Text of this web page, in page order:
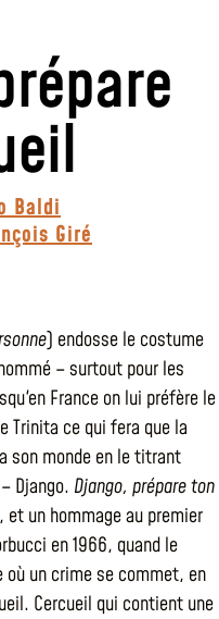
Baldi
Giré
) endosse le costume
– surtout pour les
France on lui préfère le
Trinita ce qui fera que la
son monde en le titrant
– Django. Django, prépare ton
et un hommage au premier
en 1966, quand le
où un crime se commet, en
Cercueil qui contient une